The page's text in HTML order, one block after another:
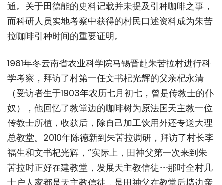
通。关于田德能的史料记载并未提及引种咖啡之事，
而科研人员实地考察中获得的村民口述资料成为朱苦
拉咖啡引种时间的重要证明。
1981年冬云南省农业科学院马锡晋赴朱苦拉村进行科
学考察，拜访了村第一任文书杞光辉的父亲杞永清
（受访者生于1903年农历七月初七，曾是传教士的仆
奴），他回忆了教堂边的咖啡树为原法国天主教一位
传教士所植，收获后，除自己加工饮用外还专送大理
总教堂。2010年陈德新到朱苦拉调研，拜访了村长李
福生和文书杞光辉，“实际上，田神父第一次来到朱
苦拉时正好在建教堂，发展天主教信徒······那时全村几
十户人家都是天主教信徒，是田神父在教堂后墙边亲